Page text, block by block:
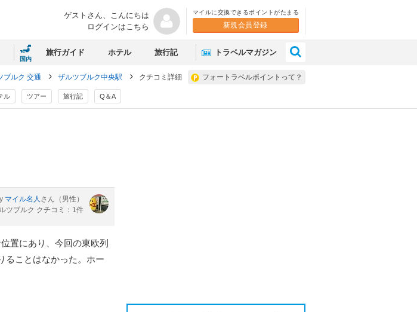
ゲストさん、 こんにちは
ログインはこちら
マイルに交換できるポイントがたまる
新規会員登録
国内
旅行ガイド ホテル 旅行記 トラベルマガジン
フォートラベルポイントって？
ブルク 交通 ザルツブルク中央駅 クチコミ詳細
ル ツアー 旅行記 Q＆A
マイル名人 さん （男性）
ツブルク クチコミ：1件
置にあり、今回の東欧列
ることはなかった。ホー